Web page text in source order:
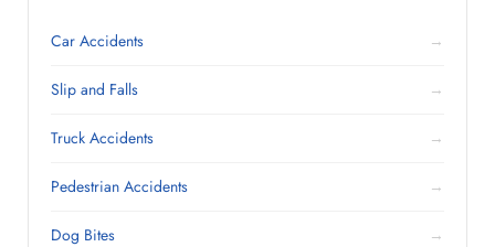
Car Accidents →
Slip and Falls →
Truck Accidents →
Pedestrian Accidents →
Dog Bites →